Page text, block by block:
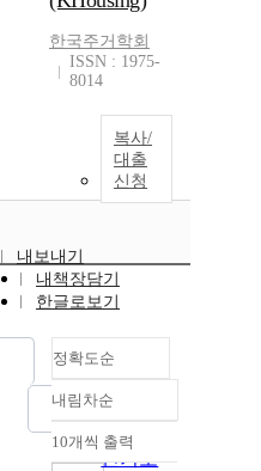
한국주거학회
ISSN : 1975-
8014
복사/
대출
신청
내보내기
내책장담기
한글로보기
정확도순
정확도
순
인기도
내림차순
내림차순
10개씩 출력